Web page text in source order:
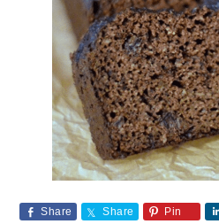
Share Share Pin